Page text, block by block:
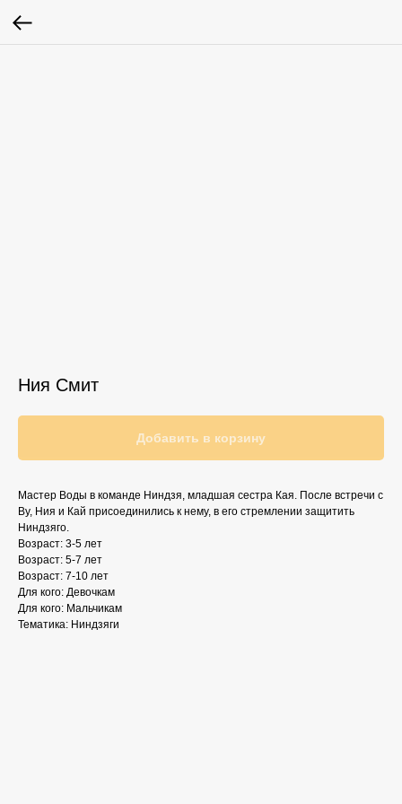
Ния Смит
Добавить в корзину
Мастер Воды в команде Ниндзя, младшая сестра Кая. После встречи с
Ву, Ния и Кай присоединились к нему, в его стремлении защитить
Ниндзяго.
Возраст: 3-5 лет
Возраст: 5-7 лет
Возраст: 7-10 лет
Для кого: Девочкам
Для кого: Мальчикам
Тематика: Ниндзяги